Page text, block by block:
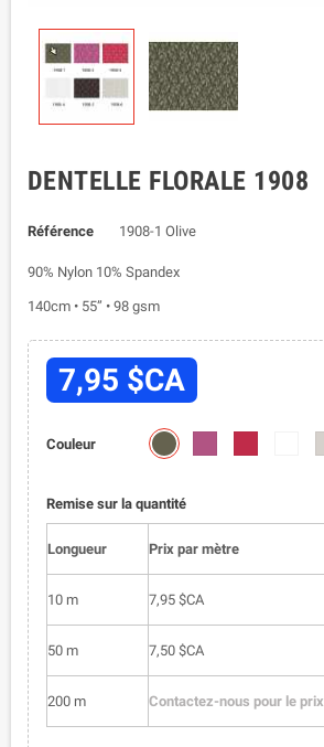
DENTELLE FLORALE 1908
Référence 1908-1 Olive
90% Nylon 10% Spandex
140cm • 55” • 98 gsm
7,95 $CA
Couleur
1908-
Remise sur la quantité
Longueur Prix par mètre
10 m 7,95 $CA
50 m 7,50 $CA
200 m Contactez-nous pour le prix